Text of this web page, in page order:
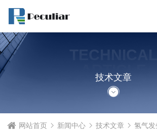
ARTICLE
技术文章
网站首页 新闻中心 技术文章 氢气